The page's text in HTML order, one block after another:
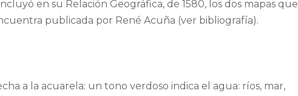
en su Relación Geográfica, de 1580, los dos mapas que
publicada por René Acuña (ver bibliografía).
a la acuarela: un tono verdoso indica el agua: ríos, mar,